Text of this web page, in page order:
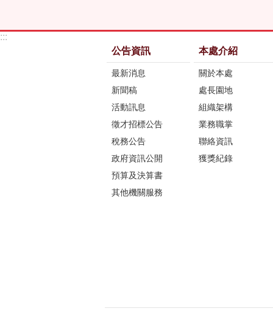
:::
公告資訊
最新消息
新聞稿
活動訊息
徵才招標公告
稅務公告
政府資訊公開
預算及決算書
其他機關服務
本處介紹
關於本處
處長園地
組織架構
業務職掌
聯絡資訊
獲獎紀錄